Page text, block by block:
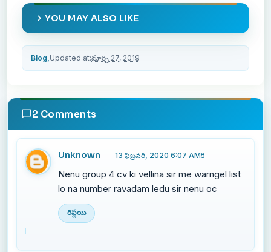
YOU MAY ALSO LIKE
Blog,Updated at:మార్చి 27, 2019
2 Comments
Unknown 13 ఫిబ్రవరి, 2020 6:07 AMకి
Nenu group 4 cv ki vellina sir me warngel list
lo na number ravadam ledu sir nenu oc
రిప్లయి